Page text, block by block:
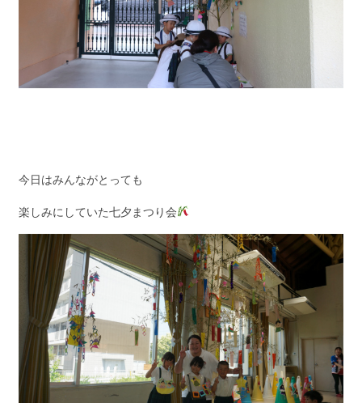
今日はみんながとっても
楽しみにしていた七夕まつり会